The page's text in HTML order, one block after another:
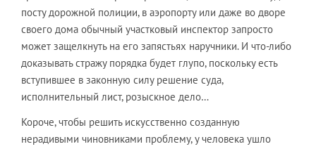
посту дорожной полиции, в аэропорту или даже во дворе
своего дома обычный участковый инспектор запросто
может защелкнуть на его запястьях наручники. И что-либо
доказывать стражу порядка будет глупо, поскольку есть
вступившее в законную силу решение суда,
исполнительный лист, розыскное дело…
Короче, чтобы решить искусственно созданную
нерадивыми чиновниками проблему, у человека ушло